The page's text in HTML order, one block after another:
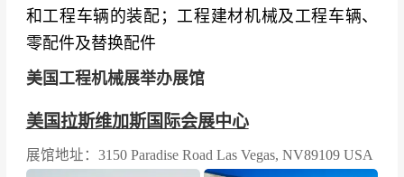
中国零部件与配套企业：山东金利集团、景县华
鑫货叉、太阳耐磨件、海穆科技、徐州新润、继
望锻造、长源液压、方圆集团、联骏机械、生力
达工程机械、厦门顶骏、欧柴、肯石重工
和工程车辆的装配；工程建材机械及工程车辆、
零配件及替换配件
美国工程机械展举办展馆
美国拉斯维加斯国际会展中心
展馆地址：3150 Paradise Road Las Vegas, NV89109 USA